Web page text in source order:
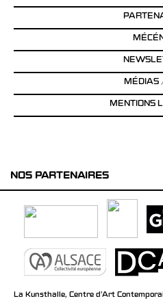
MÉDIAS
MENTIONS
NOS PARTENAIRES
La Kunsthalle, Centre d’Art